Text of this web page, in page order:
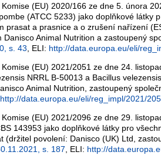
(EU) 2020/166 ze dne 5. února
(ATCC 5233) jako doplňkové látky
prasat a prasnice a o zrušení nařízení
Animal Nutrition a zastoupený
s. 43 , ELI: http://data.europa.eu/eli/
(EU) 2021/2051 ze dne 24.
NRRL B-50013 a Bacillus velezensis
Animal Nutrition, zastoupený
http://data.europa.eu/eli/reg_impl/2021/
(EU) 2021/2096 ze dne 29.
143953 jako doplňkové látky pro
(držitel povolení: Danisco (UK) Ltd,
s. 187 , ELI: http://